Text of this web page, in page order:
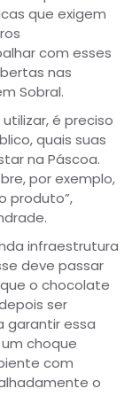
que exigem
com esses
nas
Sobral.
é preciso
quais suas
na Páscoa.
por exemplo,
produto”,
infraestrutura
deve passar
o chocolate
ser
garantir essa
choque
com
o